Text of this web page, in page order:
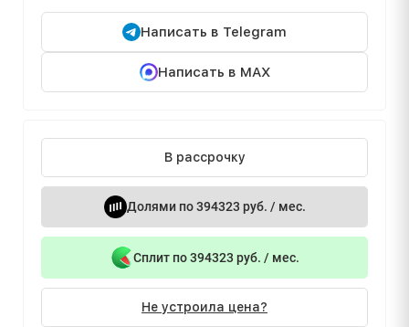
Написать в Telegram
Написать в MAX
В рассрочку
Долями по 394323 руб. / мес.
Сплит по 394323 руб. / мес.
Не устроила цена?